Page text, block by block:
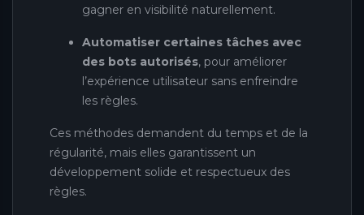
gagner en visibilité naturellement.
Automatiser certaines tâches avec
des bots autorisés, pour améliorer
l’expérience utilisateur sans enfreindre
les règles.
Ces méthodes demandent du temps et de la
régularité, mais elles garantissent un
développement solide et respectueux des
règles.